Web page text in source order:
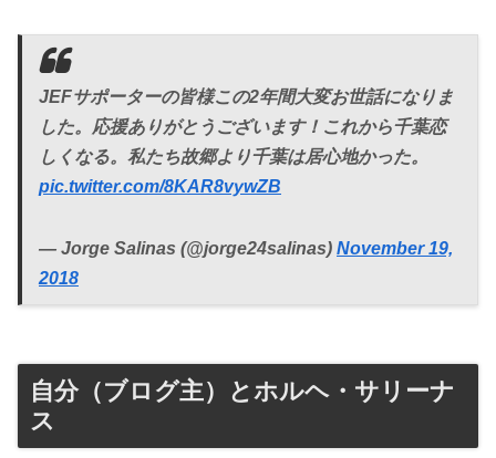
JEFサポーターの皆様この2年間大変お世話になりま
した。応援ありがとうございます！これから千葉恋
しくなる。私たち故郷より千葉は居心地かった。
pic.twitter.com/8KAR8vywZB
— Jorge Salinas (@jorge24salinas) November 19,
2018
自分（ブログ主）とホルヘ・サリーナ
ス